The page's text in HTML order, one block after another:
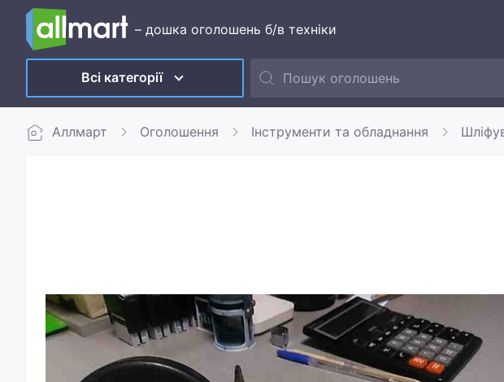
– дошка оголошень б/в техніки
Всі категорії
Аллмарт Оголошення Інструменти та обладнання